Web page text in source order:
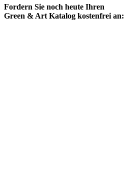
Fordern Sie noch heute Ihren
Green & Art Katalog kostenfrei an: